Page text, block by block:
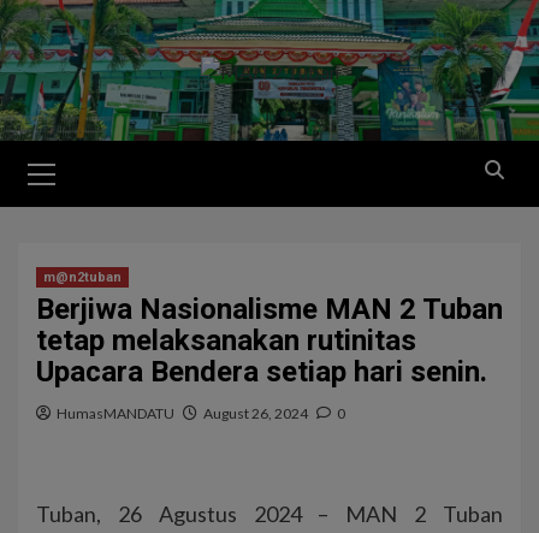
m@n2tuban
Berjiwa Nasionalisme MAN 2 Tuban
tetap melaksanakan rutinitas
Upacara Bendera setiap hari senin.
HumasMANDATU August 26, 2024 0
Tuban, 26 Agustus 2024 – MAN 2 Tuban